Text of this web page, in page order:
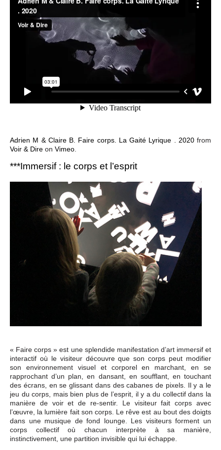
Adrien M & Claire B. Faire corps. La Gaité Lyrique . 2020from
Voir & Dire on Vimeo
***Immersif : le corps et l’esprit
« Faire corps » est une splendide manifestation d’art immersif et
interactif où le visiteur découvre que son corps peut modifier
son environnement visuel et corporel en marchant, en se
rapprochant d’un plan, en dansant, en soufflant, en touchant
des écrans, en se glissant dans des cabanes de pixels. Il y a le
jeu du corps, mais bien plus de l’esprit, il y a du collectif dans la
manière de voir et de re-sentir. Le visiteur fait corps avec
l’œuvre, la lumière fait son corps. Le rêve est au bout des doigts
dans une musique de fond lounge. Les visiteurs forment un
corps collectif où chacun interprète à sa manière,
instinctivement, une partition invisible qui lui échappe.